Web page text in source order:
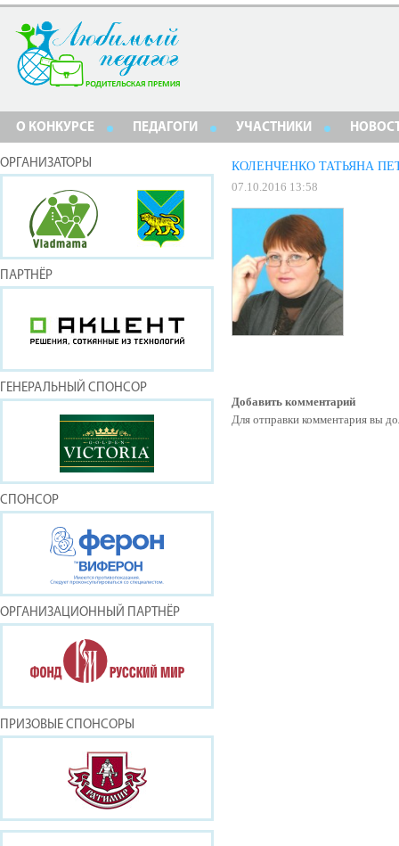
О КОНКУРСЕ ПЕДАГОГИ УЧАСТНИКИ
ОРГАНИЗАТОРЫ
ПАРТНЁР
ГЕНЕРАЛЬНЫЙ СПОНСОР
СПОНСОР
ОРГАНИЗАЦИОННЫЙ ПАРТНЁР
ПРИЗОВЫЕ СПОНСОРЫ
КОЛЕНЧЕНКО ТАТЬЯНА
07.10.2016 13:58
Добавить комментарий
Для отправки комментария вы